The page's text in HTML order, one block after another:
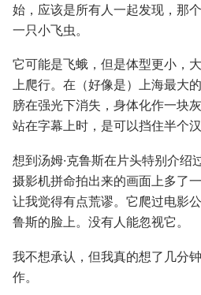
始，应该是所有人一起发现，那
一只小飞虫。
它可能是飞蛾，但是体型更小，
上爬行。在（好像是）上海最大
膀在强光下消失，身体化作一块
站在字幕上时，是可以挡住半个汉
想到汤姆·克鲁斯在片头特别介绍
摄影机拼命拍出来的画面上多了
让我觉得有点荒谬。它爬过电影
鲁斯的脸上。没有人能忽视它。
我不想承认，但我真的想了几分
作。